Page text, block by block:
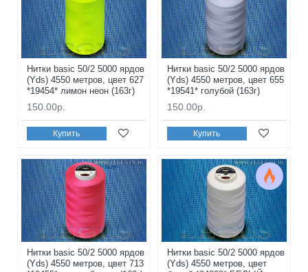
Нитки basic 50/2 5000 ярдов
(Yds) 4550 метров, цвет 627
*19454* лимон неон (163г)
150.00р.
Купить
Нитки basic 50/2 5000 ярдов
(Yds) 4550 метров, цвет 655
*19541* голубой (163г)
150.00р.
Купить
Нитки basic 50/2 5000 ярдов
(Yds) 4550 метров, цвет 713
Нитки basic 50/2 5000 ярдов
(Yds) 4550 метров, цвет